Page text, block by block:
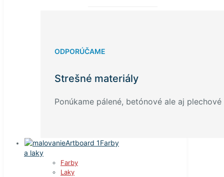
ODPORÚČAME
Strešné materiály
Ponúkame pálené, betónové ale aj
Farby
a laky
Farby
Laky